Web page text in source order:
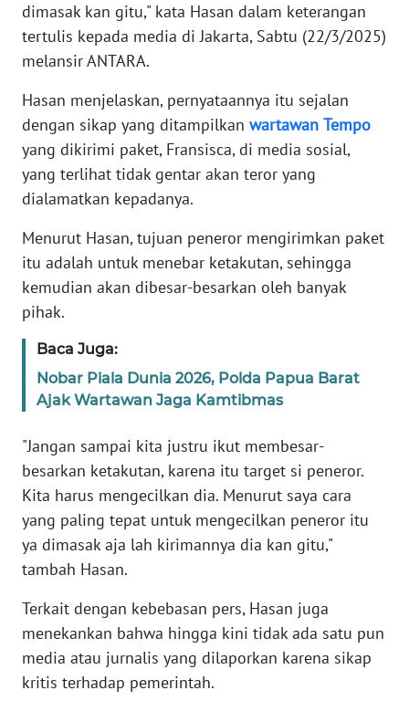
dimasak kan gitu," kata Hasan dalam keterangan
tertulis kepada media di Jakarta, Sabtu (22/3/2025)
melansir ANTARA.
Hasan menjelaskan, pernyataannya itu sejalan
dengan sikap yang ditampilkan wartawan Tempo
yang dikirimi paket, Fransisca, di media sosial,
yang terlihat tidak gentar akan teror yang
dialamatkan kepadanya.
Menurut Hasan, tujuan peneror mengirimkan paket
itu adalah untuk menebar ketakutan, sehingga
kemudian akan dibesar-besarkan oleh banyak
pihak.
Baca Juga:
Nobar Piala Dunia 2026, Polda Papua Barat
Ajak Wartawan Jaga Kamtibmas
"Jangan sampai kita justru ikut membesar-
besarkan ketakutan, karena itu target si peneror.
Kita harus mengecilkan dia. Menurut saya cara
yang paling tepat untuk mengecilkan peneror itu
ya dimasak aja lah kirimannya dia kan gitu,"
tambah Hasan.
Terkait dengan kebebasan pers, Hasan juga
menekankan bahwa hingga kini tidak ada satu pun
media atau jurnalis yang dilaporkan karena sikap
kritis terhadap pemerintah.
DISCLAIMER
Wahana
Regional
WN
SUMUT
JAKARTA
WN
JABAR
WN
BANTEN
NTT
WN
WN
PAPUA
WN
PAPUA
BARAT